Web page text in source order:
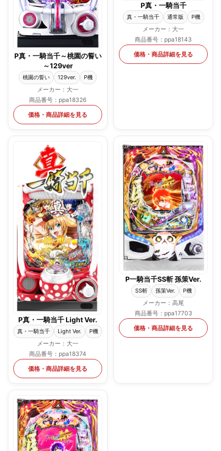
P真・一騎当千～桃園の誓い
～129ver
桃園の誓い 129ver. P機
メーカー：大一
商品番号：ppa18326
価格・商品詳細を見る
P真・一騎当千
真・一騎当千 通常版 P機
メーカー：大一
商品番号：ppa18143
価格・商品詳細を見る
P真・一騎当千 Light Ver.
真・一騎当千 Light Ver. P機
メーカー：大一
商品番号：ppa18374
価格・商品詳細を見る
P一騎当千SS斬 孫策Ver.
SS斬 孫策Ver. P機
メーカー：高尾
商品番号：ppa17703
価格・商品詳細を見る